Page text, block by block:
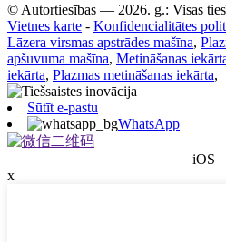
© Autortiesības — 2026. g.: Visas
Vietnes karte - Konfidencialitātes
Lāzera virsmas apstrādes mašīna,
apšuvuma mašīna, Metināšanas
iekārta, Plazmas metināšanas iekārta,
Sūtīt e-pastu
WhatsApp
iOS
x